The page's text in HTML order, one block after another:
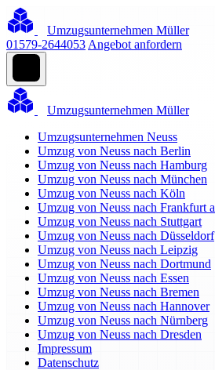
Umzugsunternehmen Müller
01579-2644053 Angebot anfordern
Umzugsunternehmen Müller
Umzugsunternehmen Neuss
Umzug von Neuss nach Berlin
Umzug von Neuss nach Hamburg
Umzug von Neuss nach München
Umzug von Neuss nach Köln
Umzug von Neuss nach Frankfurt
Umzug von Neuss nach Stuttgart
Umzug von Neuss nach Düsseldorf
Umzug von Neuss nach Leipzig
Umzug von Neuss nach Dortmund
Umzug von Neuss nach Essen
Umzug von Neuss nach Bremen
Umzug von Neuss nach Hannover
Umzug von Neuss nach Nürnberg
Umzug von Neuss nach Dresden
Impressum
Datenschutz